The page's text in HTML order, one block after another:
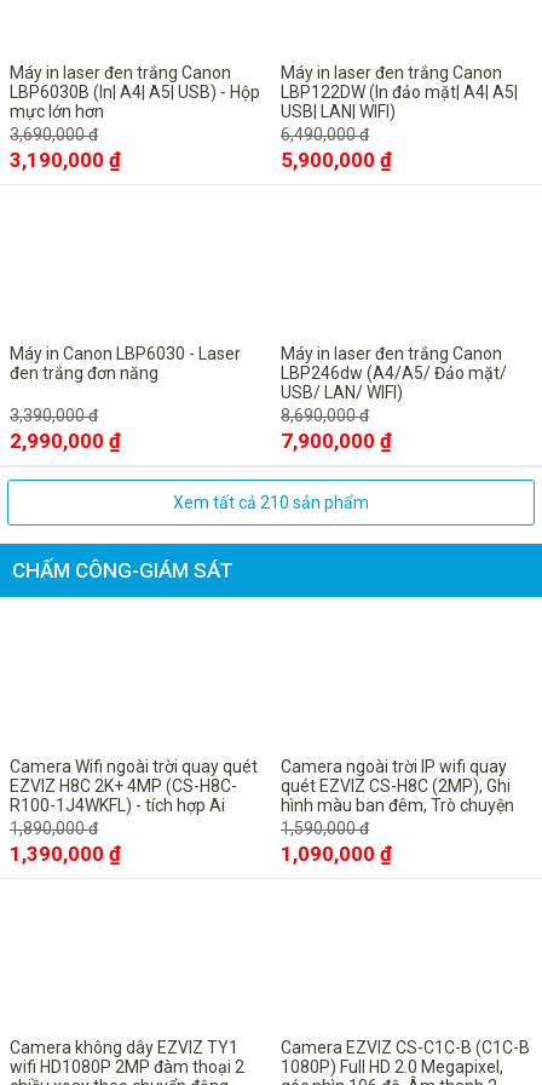
Máy in laser đen trắng Canon
LBP6030B (In| A4| A5| USB) - Hộp
mực lớn hơn
3,690,000 đ
3,190,000 ₫
Máy in laser đen trắng Canon
LBP122DW (In đảo mặt| A4| A5|
USB| LAN| WIFI)
6,490,000 đ
5,900,000 ₫
Máy in Canon LBP6030 - Laser
đen trắng đơn năng
3,390,000 đ
2,990,000 ₫
Máy in laser đen trắng Canon
LBP246dw (A4/A5/ Đảo mặt/
USB/ LAN/ WIFI)
8,690,000 đ
7,900,000 ₫
Xem tất cả 210 sản phẩm
CHẤM CÔNG-GIÁM SÁT
Camera Wifi ngoài trời quay quét
EZVIZ H8C 2K+ 4MP (CS-H8C-
R100-1J4WKFL) - tích hợp Ai
thông minh, Màu ban đêm
1,890,000 đ
1,390,000 ₫
Camera ngoài trời IP wifi quay
quét EZVIZ CS-H8C (2MP), Ghi
hình màu ban đêm, Trò chuyện
hai chiều
1,590,000 đ
1,090,000 ₫
Camera không dây EZVIZ TY1
wifi HD1080P 2MP đàm thoại 2
Camera EZVIZ CS-C1C-B (C1C-B
1080P) Full HD 2.0 Megapixel,